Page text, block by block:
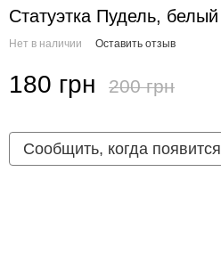
Статуэтка Пудель, белый
Нет в наличии Оставить отзыв
180 грн 200 грн
Сообщить, когда появится